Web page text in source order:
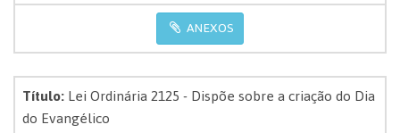
ANEXOS
Título:Lei Ordinária 2125 - Dispõe sobre a criação do Dia
do Evangélico